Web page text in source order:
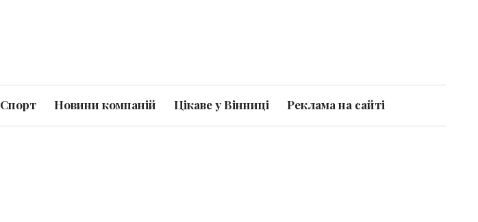
Спорт Новини компаній Цікаве у Вінниці Реклама на сайті